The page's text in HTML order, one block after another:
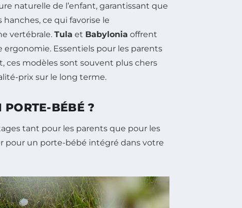
naturelle de l’enfant, garantissant que
ce qui favorise le
vertébrale. Tula et Babylonia offrent
Essentiels pour les parents
ces modèles sont souvent plus chers
prix sur le long terme.
PORTE-BÉBÉ ?
tant pour les parents que pour les
pour un porte-bébé intégré dans votre